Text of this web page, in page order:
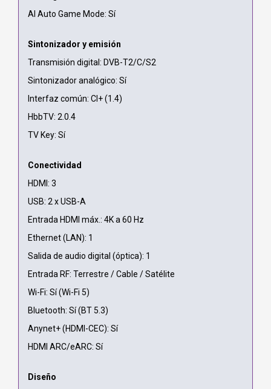
AI Auto Game Mode: Sí
Sintonizador y emisión
Transmisión digital: DVB-T2/C/S2
Sintonizador analógico: Sí
Interfaz común: CI+ (1.4)
HbbTV: 2.0.4
TV Key: Sí
Conectividad
HDMI: 3
USB: 2 x USB-A
Entrada HDMI máx.: 4K a 60 Hz
Ethernet (LAN): 1
Salida de audio digital (óptica): 1
Entrada RF: Terrestre / Cable / Satélite
Wi-Fi: Sí (Wi-Fi 5)
Bluetooth: Sí (BT 5.3)
Anynet+ (HDMI-CEC): Sí
HDMI ARC/eARC: Sí
Diseño